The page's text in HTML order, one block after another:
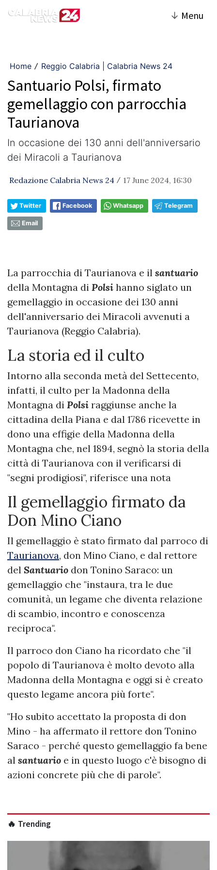
↓ Menu
Home / Reggio Calabria | Calabria News 24
Santuario Polsi, firmato
gemellaggio con parrocchia
Taurianova
In occasione dei 130 anni dell'anniversario
dei Miracoli a Taurianova
Redazione Calabria News 24 / 17 June 2024, 16:30
Twitter Facebook Whatsapp Telegram
Email
La parrocchia di Taurianova e il santuario
della Montagna di Polsi hanno siglato un
gemellaggio in occasione dei 130 anni
dell'anniversario dei Miracoli avvenuti a
Taurianova (Reggio Calabria).
La storia ed il culto
Intorno alla seconda metà del Settecento,
infatti, il culto per la Madonna della
Montagna di Polsi raggiunse anche la
cittadina della Piana e dal 1786 ricevette in
dono una effigie della Madonna della
Montagna che, nel 1894, segnò la storia della
città di Taurianova con il verificarsi di
"segni prodigiosi", riferisce una nota
Il gemellaggio firmato da
Don Mino Ciano
Il gemellaggio è stato firmato dal parroco di
Taurianova, don Mino Ciano, e dal rettore
del Santuario don Tonino Saraco: un
gemellaggio che "instaura, tra le due
comunità, un legame che diventa relazione
di scambio, incontro e conoscenza
reciproca".
Il parroco don Ciano ha ricordato che "il
popolo di Taurianova è molto devoto alla
Madonna della Montagna e oggi si è creato
questo legame ancora più forte".
"Ho subito accettato la proposta di don
Mino - ha affermato il rettore don Tonino
Saraco - perché questo gemellaggio fa bene
al santuario e in questo luogo c'è bisogno di
azioni concrete più che di parole".
🔥 Trending